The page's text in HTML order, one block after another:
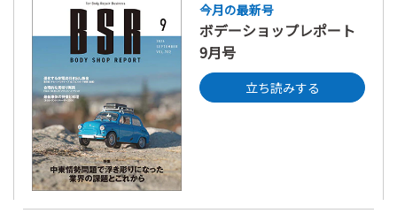
今月の最新号
ボデーショップレポート
9月号
立ち読みする